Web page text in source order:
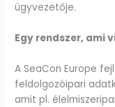
ügyvezetője.
Egy rendszer, ami
A SeaCon Europe
feldolgozóipari
amit pl.